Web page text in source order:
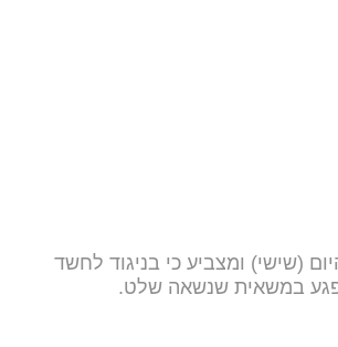
(שישי) ומצביע כי בניגוד לחשד
ופגע במשאית שנשאה שלט.